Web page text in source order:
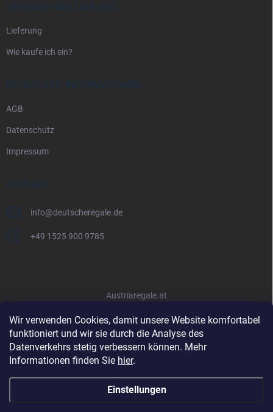
Wir verwenden Cookies, damit unsere Website komfortabel
funktioniert und wir sie durch die Analyse des
Datenverkehrs stetig verbessern können. Mehr
Informationen finden Sie hier.
Einstellungen
VERSAND UND ZAHLUNG
Lieferung
Wie kaufe ich ein?
RECHTLICHE INFORMATIONEN
AGB
Datenschutz
Impressum
KONTAKT
info@deutscheregale.de
+49 1525 900 9785
Austriaregale.at